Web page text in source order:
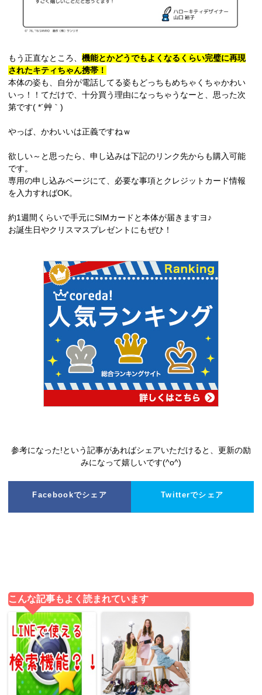
もう正直なところ、機能とかどうでもよくなるくらい完璧に再現
されたキティちゃん携帯！
本体の姿も、自分が電話してる姿もどっちもめちゃくちゃかわい
いっ！！てだけで、十分買う理由になっちゃうなーと、思った次
第です( *´艸｀)
やっぱ、かわいいは正義ですねｗ
欲しい～と思ったら、申し込みは下記のリンク先からも購入可能
です。
専用の申し込みページにて、必要な事項とクレジットカード情報
を入力すればOK。
約1週間くらいで手元にSIMカードと本体が届きますヨ♪
お誕生日やクリスマスプレゼントにもぜひ！
参考になった!という記事があればシェアいただけると、更新の励
みになって嬉しいです(^o^)
Facebookでシェア Twitterでシェア
こんな記事もよく読まれています